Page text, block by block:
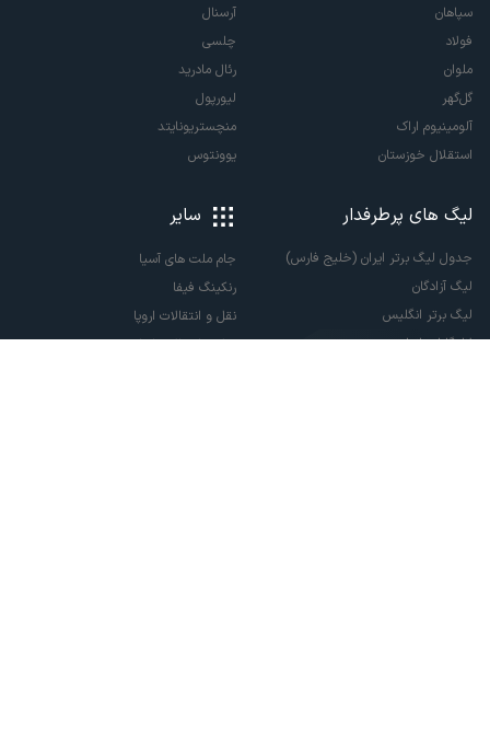
سپاهان
فولاد
ملوان
گل‌گهر
آلومینیوم اراک
استقلال خوزستان
آرسنال
چلسی
رئال مادرید
لیورپول
منچستریونایتد
یوونتوس
لیگ های پرطرفدار
جدول لیگ برتر ایران (خلیج فارس)
لیگ آزادگان
لیگ برتر انگلیس
لالیگا اسپانیا
سایر
جام ملت های آسیا
رنکینگ فیفا
نقل و انتقالات اروپا
نقل و انتقالات ایران